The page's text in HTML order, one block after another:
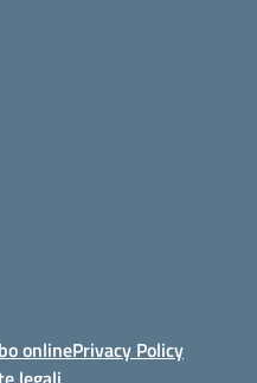
onlinePrivacy Policy